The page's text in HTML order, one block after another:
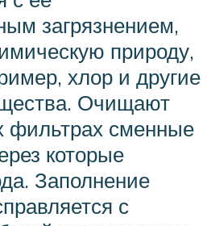
загрязнением,
природу,
хлор и другие
Очищают
фильтрах сменные
которые
Заполнение
с